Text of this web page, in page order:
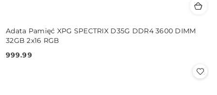
Adata Pamięć XPG SPECTRIX D35G DDR4 3600 DIMM
32GB 2x16 RGB
Cena:
999.99